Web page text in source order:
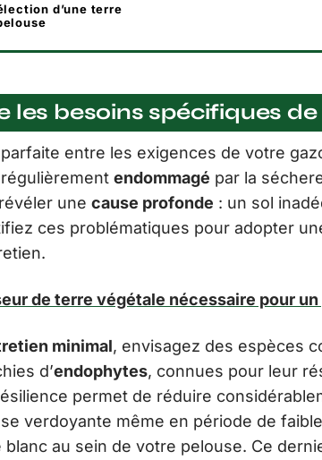
d’une terre
les besoins spécifiques
parfaite entre les exigences de votre
endommagé par la
une cause profonde : un sol
ces problématiques pour adopter
de terre végétale nécessaire pour
minimal, envisagez des espèces
d’endophytes, connues pour leur
permet de réduire
verdoyante même en période de
blanc au sein de votre pelouse. Ce